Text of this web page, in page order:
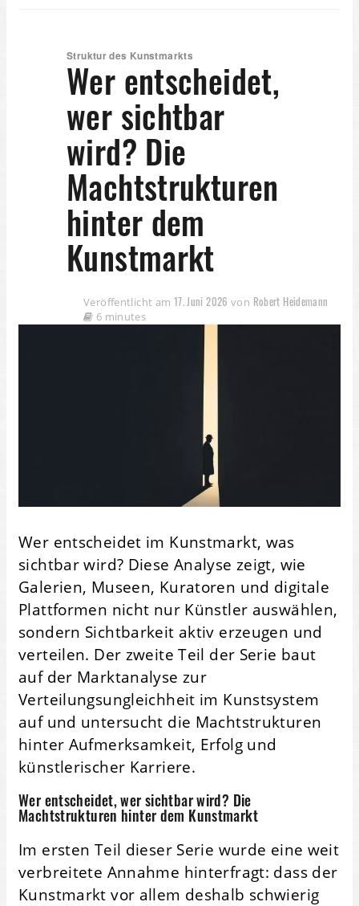
Struktur des Kunstmarkts
Wer entscheidet,
wer sichtbar
wird? Die
Machtstrukturen
hinter dem
Kunstmarkt
Veröffentlicht am 17. Juni 2026 von Robert Heidemann
6 minutes
Wer entscheidet im Kunstmarkt, was
sichtbar wird? Diese Analyse zeigt, wie
Galerien, Museen, Kuratoren und digitale
Plattformen nicht nur Künstler auswählen,
sondern Sichtbarkeit aktiv erzeugen und
verteilen. Der zweite Teil der Serie baut
auf der Marktanalyse zur
Verteilungsungleichheit im Kunstsystem
auf und untersucht die Machtstrukturen
hinter Aufmerksamkeit, Erfolg und
künstlerischer Karriere.
Wer entscheidet, wer sichtbar wird? Die
Machtstrukturen hinter dem Kunstmarkt
Im ersten Teil dieser Serie wurde eine weit
verbreitete Annahme hinterfragt: dass der
Kunstmarkt vor allem deshalb schwierig